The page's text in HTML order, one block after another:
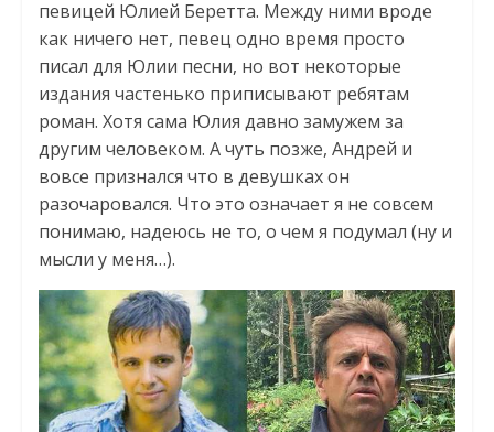
певицей Юлией Беретта. Между ними вроде
как ничего нет, певец одно время просто
писал для Юлии песни, но вот некоторые
издания частенько приписывают ребятам
роман. Хотя сама Юлия давно замужем за
другим человеком. А чуть позже, Андрей и
вовсе признался что в девушках он
разочаровался. Что это означает я не совсем
понимаю, надеюсь не то, о чем я подумал (ну и
мысли у меня…).